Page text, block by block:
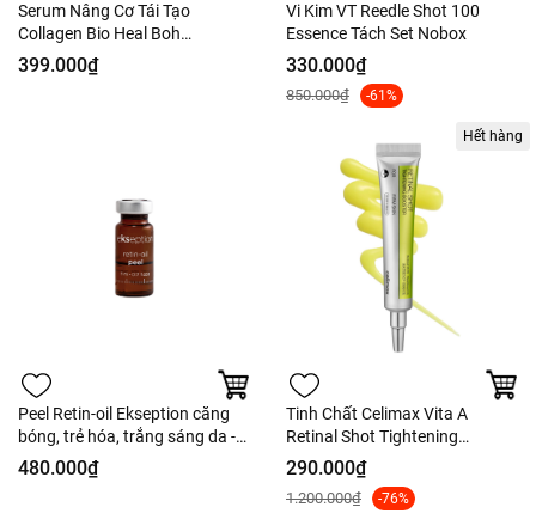
Serum Nâng Cơ Tái Tạo
Collagen Bio Heal Boh
Probioderm Collagen
Remodeling 30ml - Tách Set
399.000₫
Vi Kim VT Reedle Shot 100
Essence Tách Set Nobox
330.000₫
850.000₫ -61%
Peel Retin-oil Ekseption căng
bóng, trẻ hóa, trắng sáng da -
5ml
480.000₫
Hết hàng
Tinh Chất Celimax Vita A
Retinal Shot Tightening
Booster For Firm Skin Chống
Lão Hóa - Fullbox
290.000₫
1.200.000₫ -76%